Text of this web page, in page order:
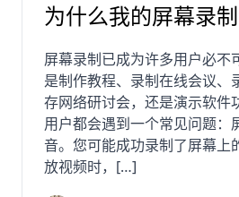
为什么我的屏幕录制
屏幕录制已成为许多用户必不
是制作教程、录制在线会议、
存网络研讨会，还是演示软件
用户都会遇到一个常见问题：
音。您可能成功录制了屏幕上
放视频时，[…]